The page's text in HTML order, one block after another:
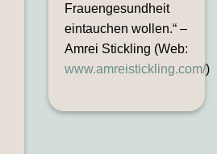
Frauengesundheit
eintauchen wollen.“ –
Amrei Stickling (Web:
www.amreistickling.com/)